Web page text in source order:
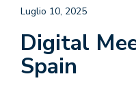
Digital
Spain
Luglio 10, 2025